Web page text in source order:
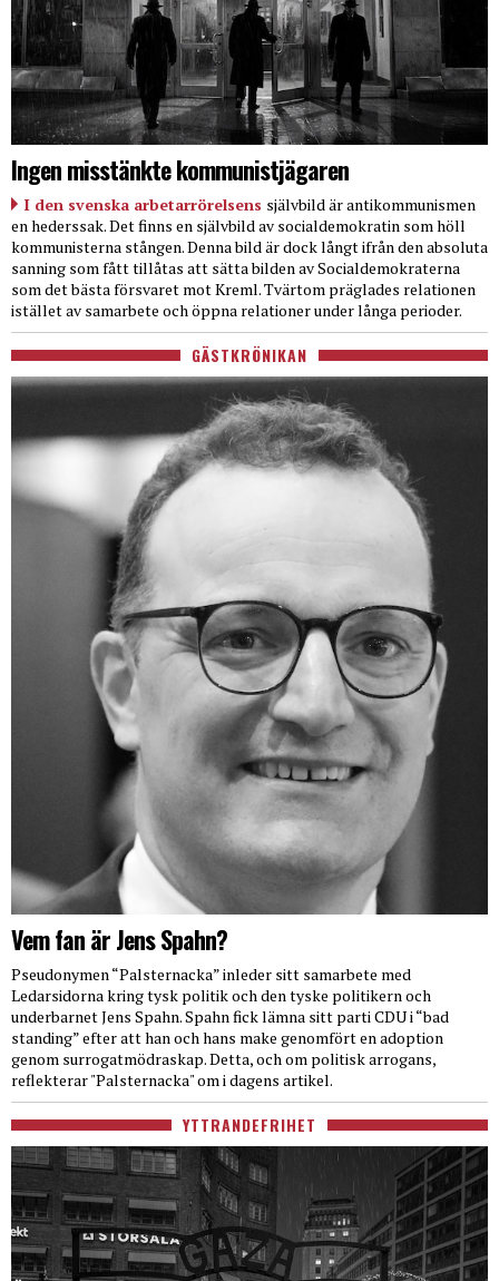
Ingen misstänkte kommunistjägaren
I den svenska arbetarrörelsens självbild är antikommunismen
en hederssak. Det finns en självbild av socialdemokratin som höll
kommunisterna stången. Denna bild är dock långt ifrån den absoluta
sanning som fått tillåtas att sätta bilden av Socialdemokraterna
som det bästa försvaret mot Kreml. Tvärtom präglades relationen
istället av samarbete och öppna relationer under långa perioder.
GÄSTKRÖNIKAN
Vem fan är Jens Spahn?
Pseudonymen “Palsternacka” inleder sitt samarbete med
Ledarsidorna kring tysk politik och den tyske politikern och
underbarnet Jens Spahn. Spahn fick lämna sitt parti CDU i “bad
standing” efter att han och hans make genomfört en adoption
genom surrogatmödraskap. Detta, och om politisk arrogans,
reflekterar "Palsternacka" om i dagens artikel.
YTTRANDEFRIHET